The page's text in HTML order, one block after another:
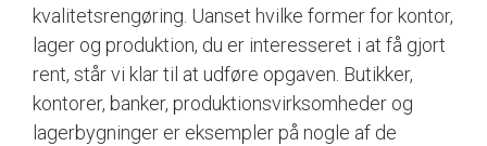
kvalitetsrengøring. Uanset hvilke former for kontor,
lager og produktion, du er interesseret i at få gjort
rent, står vi klar til at udføre opgaven. Butikker,
kontorer, banker, produktionsvirksomheder og
lagerbygninger er eksempler på nogle af de